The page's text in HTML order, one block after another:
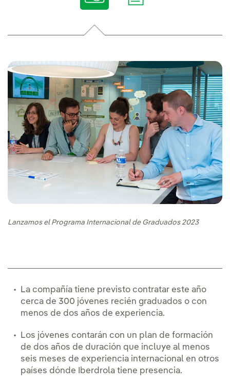
Lanzamos el Programa Internacional de Graduados 2023
La compañía tiene previsto contratar este año
cerca de 300 jóvenes recién graduados o con
menos de dos años de experiencia.
Los jóvenes contarán con un plan de formación
de dos años de duración que incluye al menos
seis meses de experiencia internacional en otros
países dónde Iberdrola tiene presencia.